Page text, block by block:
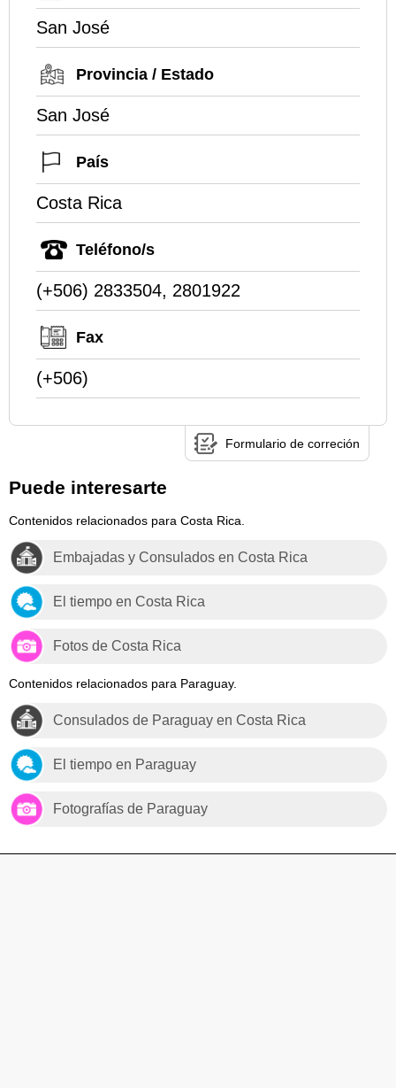
San José
Provincia / Estado
San José
País
Costa Rica
Teléfono/s
(+506) 2833504, 2801922
Fax
(+506)
Formulario de correción
Puede interesarte
Contenidos relacionados para Costa Rica.
Embajadas y Consulados en Costa Rica
El tiempo en Costa Rica
Fotos de Costa Rica
Contenidos relacionados para Paraguay.
Consulados de Paraguay en Costa Rica
El tiempo en Paraguay
Fotografías de Paraguay